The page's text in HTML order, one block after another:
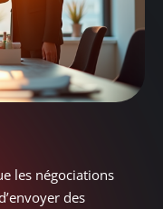
les négociations
des